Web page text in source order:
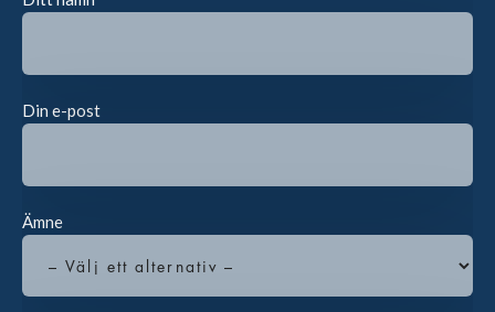
Din e-post
Ämne